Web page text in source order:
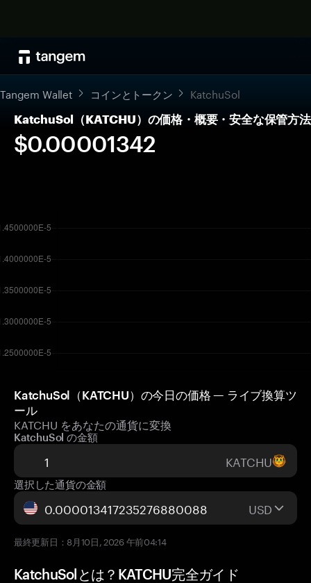
Tangem Wallet コインとトークン KatchuSol
KatchuSol（KATCHU）の価格・概要・安全な保管方法
$0.00001342
KatchuSol（KATCHU）の今日の価格 — ライブ換算ツ
ール
KATCHU をあなたの通貨に変換
KatchuSol の金額
KATCHU
選択した通貨の金額
USD
最終更新日：8月10日, 2026 午前04:14
KatchuSolとは？KATCHU完全ガイド